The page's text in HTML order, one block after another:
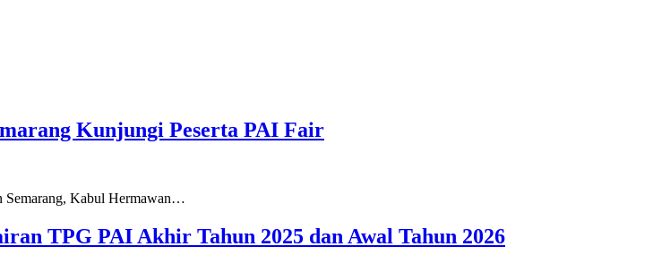
Kunjungi Peserta PAI Fair
Semarang, Kabul Hermawan…
TPG PAI Akhir Tahun 2025 dan Awal Tahun 2026